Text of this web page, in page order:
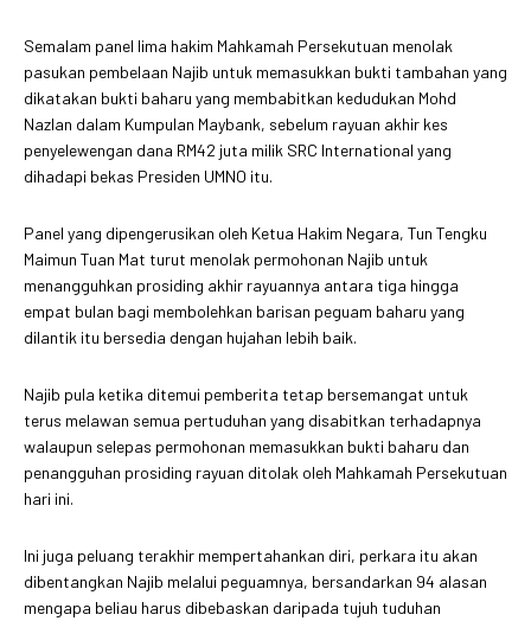
Semalam panel lima hakim Mahkamah Persekutuan menolak
pasukan pembelaan Najib untuk memasukkan bukti tambahan yang
dikatakan bukti baharu yang membabitkan kedudukan Mohd
Nazlan dalam Kumpulan Maybank, sebelum rayuan akhir kes
penyelewengan dana RM42 juta milik SRC International yang
dihadapi bekas Presiden UMNO itu.
Panel yang dipengerusikan oleh Ketua Hakim Negara, Tun Tengku
Maimun Tuan Mat turut menolak permohonan Najib untuk
menangguhkan prosiding akhir rayuannya antara tiga hingga
empat bulan bagi membolehkan barisan peguam baharu yang
dilantik itu bersedia dengan hujahan lebih baik.
Najib pula ketika ditemui pemberita tetap bersemangat untuk
terus melawan semua pertuduhan yang disabitkan terhadapnya
walaupun selepas permohonan memasukkan bukti baharu dan
penangguhan prosiding rayuan ditolak oleh Mahkamah Persekutuan
hari ini.
Ini juga peluang terakhir mempertahankan diri, perkara itu akan
dibentangkan Najib melalui peguamnya, bersandarkan 94 alasan
mengapa beliau harus dibebaskan daripada tujuh tuduhan